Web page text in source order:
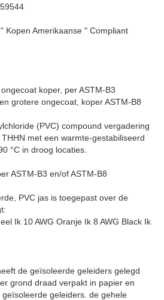
Kopen Amerikaanse " Compliant
koper, per ASTM-B3
grotere ongecoat, koper ASTM-B8
(PVC) compound vergadering
met een warmte-gestabiliseerd
°C in droog locaties.
ASTM-B3 en/of ASTM-B8
PVC jas is toegepast over de
Ik 10 AWG Oranje Ik 8 AWG Black Ik
de geïsoleerde geleiders gelegd
grond draad verpakt in papier en
geleiders. de gehele